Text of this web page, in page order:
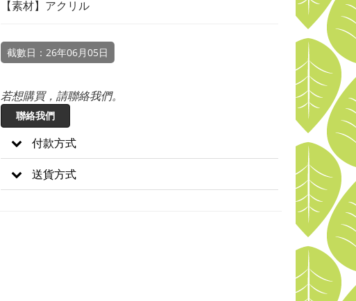
【素材】アクリル
截數日：26年06月05日
若想購買，請聯絡我們。
聯絡我們
付款方式
送貨方式